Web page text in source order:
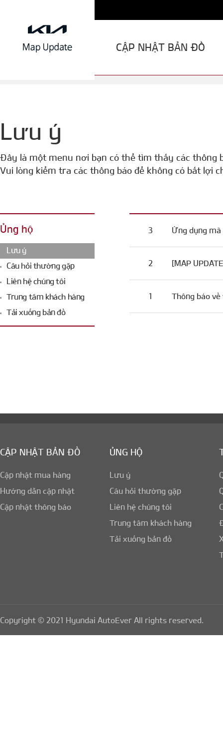
CẬP NHẬT BẢN ĐỒ
Lưu ý
Đây là một menu nơi bạn có thể tìm thấy các thông
Vui lòng kiểm tra các thông báo để không có bất lợi
Ủng hộ
Lưu ý
Câu hỏi thường gặp
Liên hệ chúng tôi
Trung tâm khách hàng
Tải xuống bản đồ
3 Ứng dụng
2 [MAP
1 Thông báo
CẬP NHẬT BẢN ĐỒ
Cập nhật mua hàng
Hướng dẫn cập nhật
Cập nhật thông báo
ỦNG HỘ
Lưu ý
Câu hỏi thường gặp
Liên hệ chúng tôi
Trung tâm khách hàng
Tải xuống bản đồ
Copyright © 2021 Hyundai AutoEver All rights reserved.